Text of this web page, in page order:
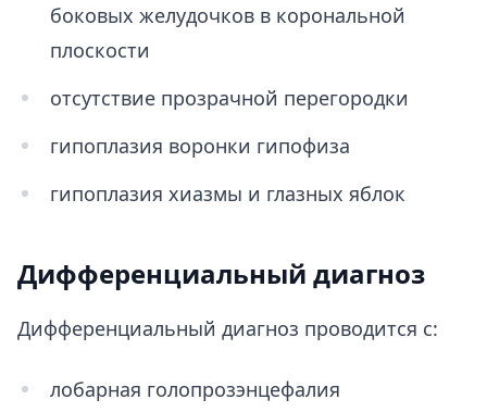
боковых желудочков в корональной
плоскости
отсутствие прозрачной перегородки
гипоплазия воронки гипофиза
гипоплазия хиазмы и глазных яблок
Дифференциальный диагноз
Дифференциальный диагноз проводится с:
лобарная голопрозэнцефалия